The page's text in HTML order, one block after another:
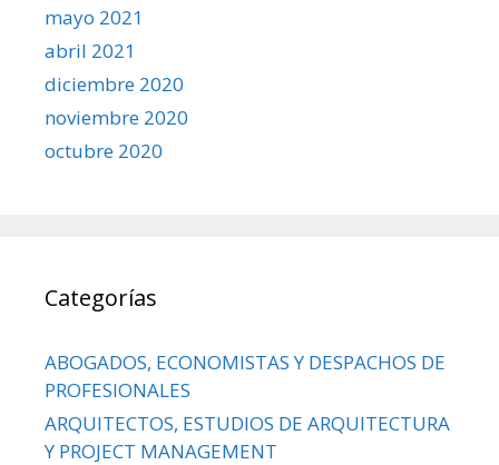
mayo 2021
abril 2021
diciembre 2020
noviembre 2020
octubre 2020
Categorías
ABOGADOS, ECONOMISTAS Y DESPACHOS DE
PROFESIONALES
ARQUITECTOS, ESTUDIOS DE ARQUITECTURA
Y PROJECT MANAGEMENT